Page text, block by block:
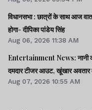
विधानसभा : छात्रों के साथ आज
होगा- दीपिका पांडेय सिंह
Aug 06, 2026 11:38 AM
Entertainment News: नानी
दमदार टीजर आउट, खूंखार
Aug 07, 2026 10:55 AM